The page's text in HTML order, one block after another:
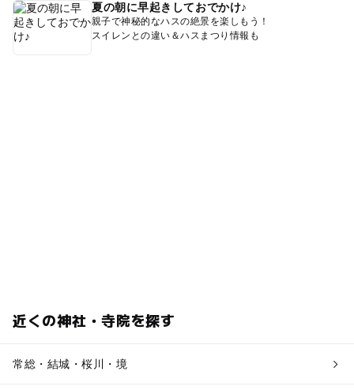
夏の朝に早起きしておでかけ♪
親子で神秘的なハスの絶景を楽しもう！
スイレンとの違い＆ハスまつり情報も
近くの神社・寺院を探す
常総・結城・桜川・境